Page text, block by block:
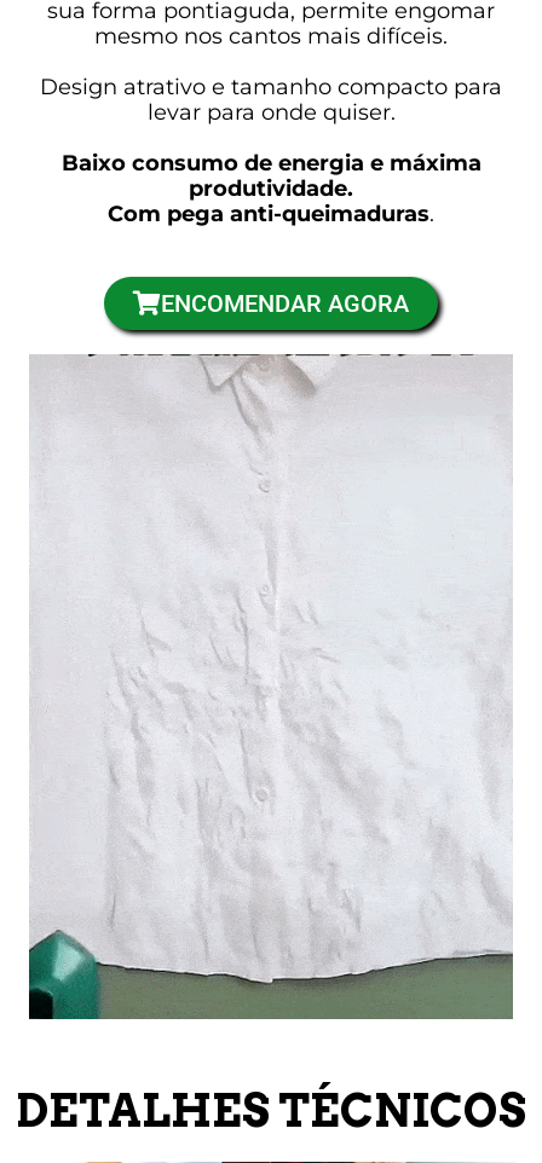
sua forma pontiaguda, permite engomar
mesmo nos cantos mais difíceis.
Design atrativo e tamanho compacto para
levar para onde quiser.
Baixo consumo de energia e máxima
produtividade.
Com pega anti-queimaduras.
ENCOMENDAR AGORA
DETALHES TÉCNICOS